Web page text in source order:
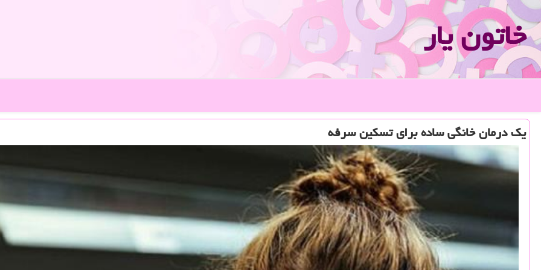
خاتون یار
یک درمان خانگی ساده برای تسکین سرفه